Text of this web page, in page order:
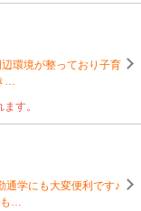
環境が整っており子育
…
す。
通学にも大変便利です♪
…